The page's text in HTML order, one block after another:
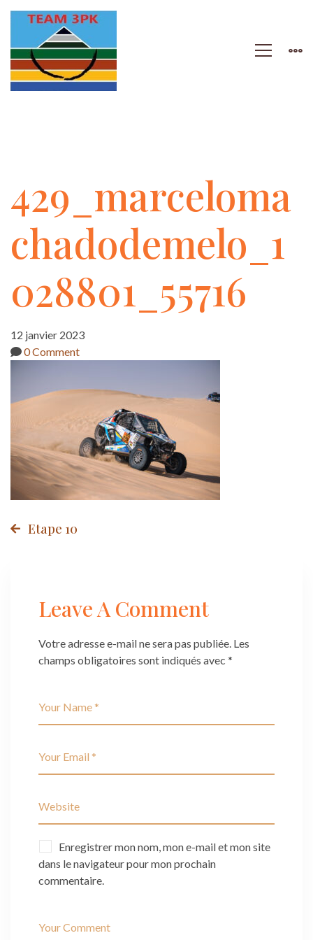
429_marceloma
chadodemelo_1
028801_55716
12 janvier 2023
0 Comment
Post
Etape 10
Leave A Comment
Votre adresse e-mail ne sera pas publiée. Les
champs obligatoires sont indiqués avec *
Enregistrer mon nom, mon e-mail et mon site
dans le navigateur pour mon prochain
commentaire.